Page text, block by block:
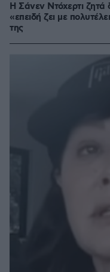
Η Σάνεν Ντόχερτι
«επειδή ζει με
της